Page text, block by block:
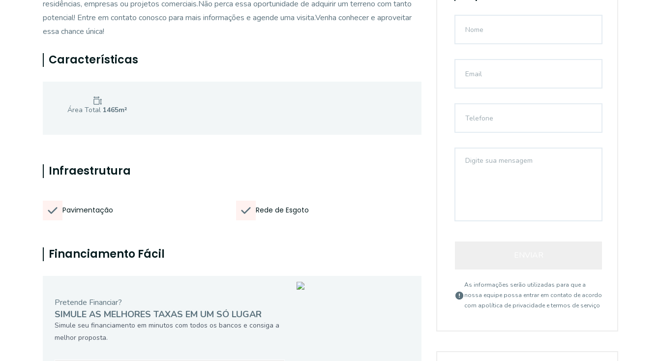
residências, empresas ou projetos comerciais.Não perca essa oportunidade de adquirir um terreno com tanto
potencial! Entre em contato conosco para mais informações e agende uma visita.Venha conhecer e aproveitar
essa chance única!
Características
Área Total 1465m²
Infraestrutura
Pavimentação Rede de Esgoto
Financiamento Fácil
Pretende Financiar?
SIMULE AS MELHORES TAXAS EM UM SÓ LUGAR
Simule seu financiamento em minutos com todos os bancos e consiga a
melhor proposta.
As informações serão utilizadas para que a
nossa equipe possa entrar em contato de acordo
com apolítica de privacidade e termos de serviço